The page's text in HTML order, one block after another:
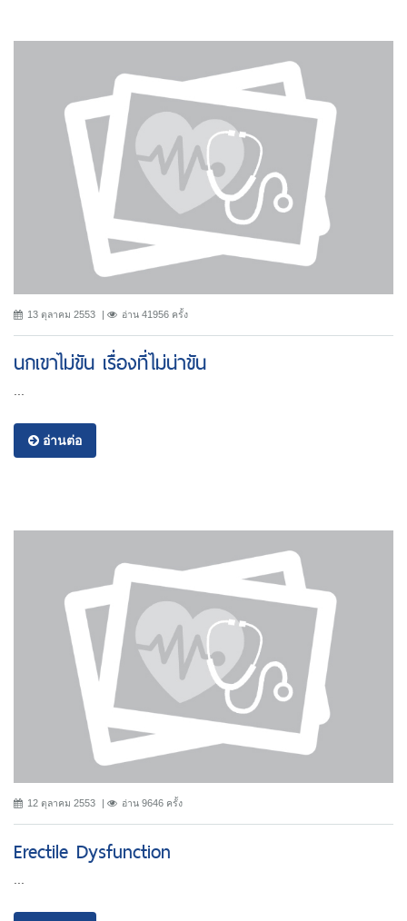
13 ตุลาคม 2553 อ่าน 41956 ครั้ง
นกเขาไม่ขัน เรื่องที่ไม่น่าขัน
อ่านต่อ
12 ตุลาคม 2553 อ่าน 9646 ครั้ง
Erectile Dysfunction
...